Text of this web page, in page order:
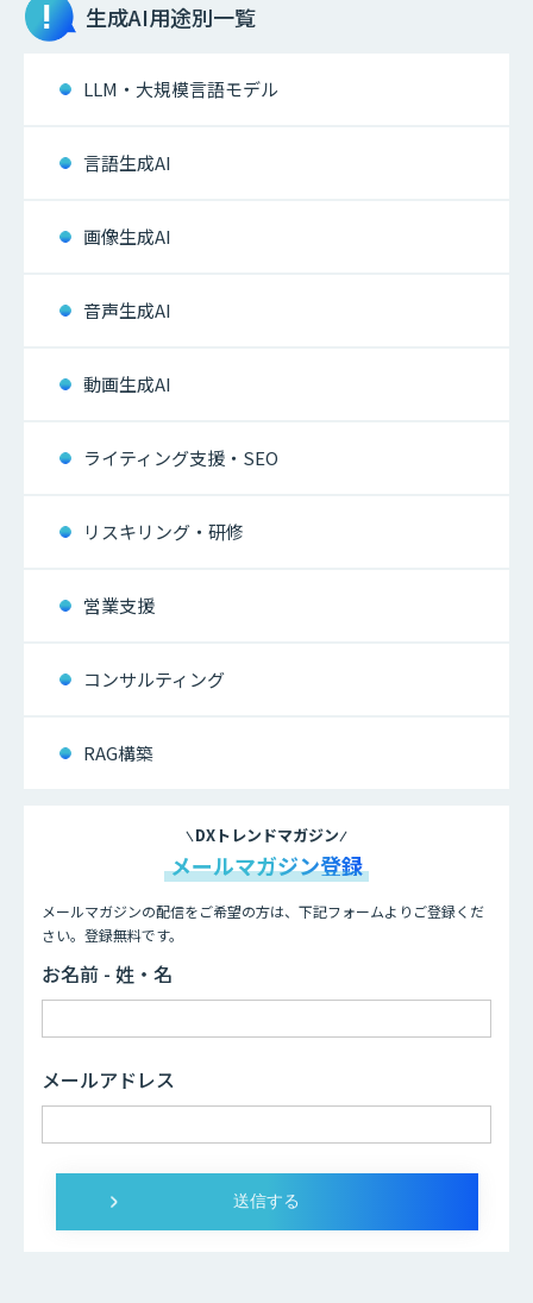
生成AI用途別一覧
LLM・大規模言語モデル
言語生成AI
画像生成AI
音声生成AI
動画生成AI
ライティング支援・SEO
リスキリング・研修
営業支援
コンサルティング
RAG構築
DXトレンドマガジン
メールマガジン登録
メールマガジンの配信をご希望の方は、下記フォームよりご登録くだ
さい。登録無料です。
お名前 - 姓・名
メールアドレス